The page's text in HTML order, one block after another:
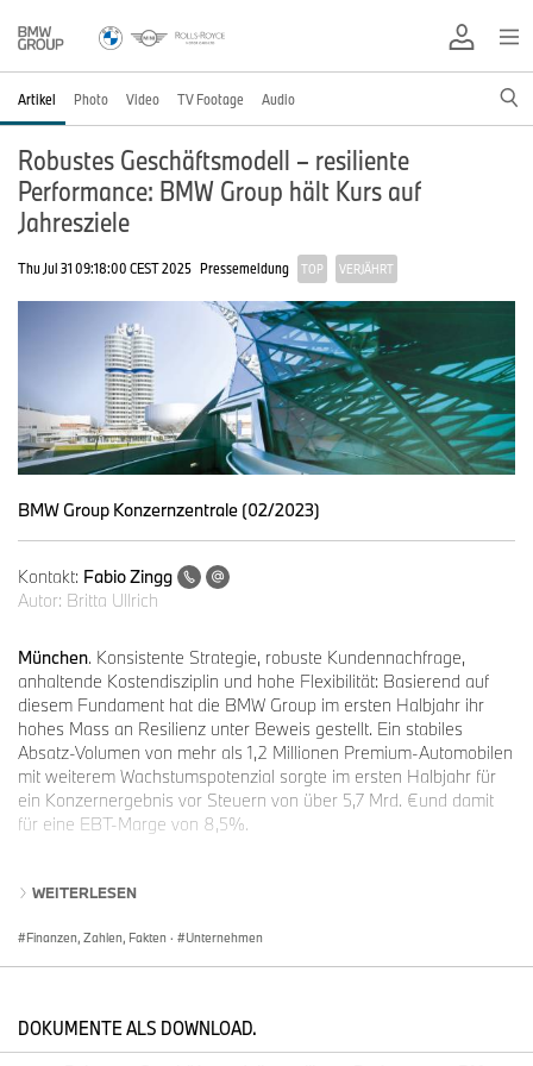
Artikel Photo Video TV Footage Audio
Robustes Geschäftsmodell – resiliente
Performance: BMW Group hält Kurs auf
Jahresziele
Thu Jul 31 09:18:00 CEST 2025 Pressemeldung TOP VERJÄHRT
BMW Group Konzernzentrale (02/2023)
Kontakt: Fabio Zingg
Autor: Britta Ullrich
München. Konsistente Strategie, robuste Kundennachfrage,
anhaltende Kostendisziplin und hohe Flexibilität: Basierend auf
diesem Fundament hat die BMW Group im ersten Halbjahr ihr
hohes Mass an Resilienz unter Beweis gestellt. Ein stabiles
Absatz-Volumen von mehr als 1,2 Millionen Premium-Automobilen
mit weiterem Wachstumspotenzial sorgte im ersten Halbjahr für
ein Konzernergebnis vor Steuern von über 5,7 Mrd. €und damit
für eine EBT-Marge von 8,5%.
Im Segment Automobile hat das Unternehmen eine EBIT-Marge
von 6,2% erzielt, die in der oberen Hälfte des im März
veröffentlichten Jahreszielkorridors von 5,0-7,0% liegt. Der Free
Kurs zu ihren Jahreszielen.
WEITERLESEN
Finanzen, Zahlen, Fakten · Unternehmen
DOKUMENTE ALS DOWNLOAD.